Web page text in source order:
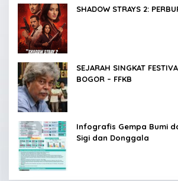
SHADOW STRAYS 2:
SEJARAH SINGKAT
BOGOR – FFKB
Infografis Gempa Bumi
Sigi dan Donggala